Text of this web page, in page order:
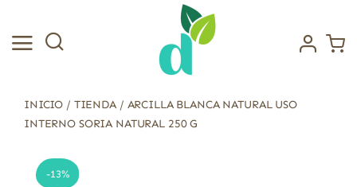
contenido
INICIO / TIENDA/ ARCILLA BLANCA NATURAL USO
INTERNO SORIA NATURAL 250 G
-13%